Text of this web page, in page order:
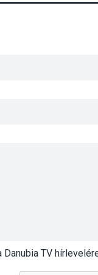
TV